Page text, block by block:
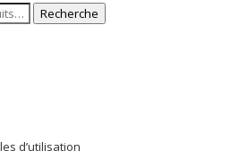
Recherche
d’utilisation